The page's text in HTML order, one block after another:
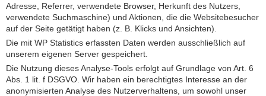
Adresse, Referrer, verwendete Browser, Herkunft des Nutzers,
verwendete Suchmaschine) und Aktionen, die die Websitebesucher
auf der Seite getätigt haben (z. B. Klicks und Ansichten).
Die mit WP Statistics erfassten Daten werden ausschließlich auf
unserem eigenen Server gespeichert.
Die Nutzung dieses Analyse-Tools erfolgt auf Grundlage von Art. 6
Abs. 1 lit. f DSGVO. Wir haben ein berechtigtes Interesse an der
anonymisierten Analyse des Nutzerverhaltens, um sowohl unser